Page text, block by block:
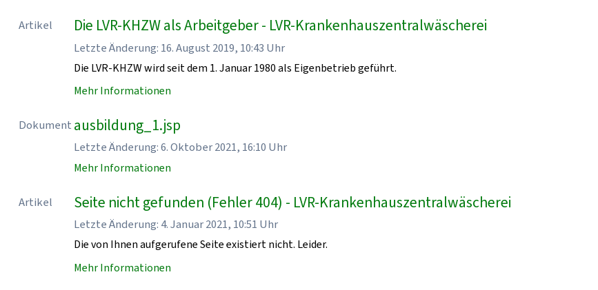
Artikel Die LVR-KHZW als Arbeitgeber - LVR-Krankenhauszentralwäscherei
Letzte Änderung: 16. August 2019, 10:43 Uhr
Die LVR-KHZW wird seit dem 1. Januar 1980 als Eigenbetrieb geführt.
Mehr Informationen
Dokument ausbildung_1.jsp
Letzte Änderung: 6. Oktober 2021, 16:10 Uhr
Mehr Informationen
Artikel Seite nicht gefunden (Fehler 404) - LVR-Krankenhauszentralwäscherei
Letzte Änderung: 4. Januar 2021, 10:51 Uhr
Die von Ihnen aufgerufene Seite existiert nicht. Leider.
Mehr Informationen